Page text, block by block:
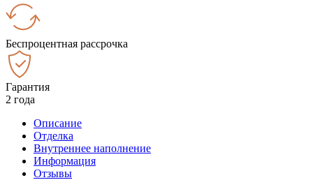
Беспроцентная рассрочка
Гарантия
2 года
Описание
Отделка
Внутреннее наполнение
Информация
Отзывы